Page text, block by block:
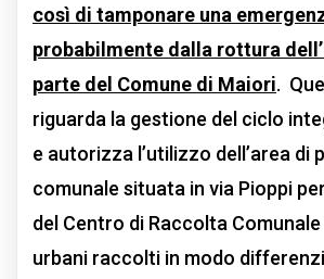
così di tamponare una
probabilmente dalla rottura
parte del Comune di Maiori.
riguarda la gestione del ciclo
e autorizza l’utilizzo dell’area di
comunale situata in via Pioppi
del Centro di Raccolta
urbani raccolti in modo